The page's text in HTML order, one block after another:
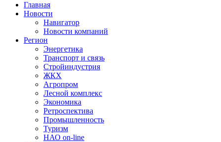
Главная
Новости
Навигатор
Новости компаний
Регион
Энергетика
Транспорт и связь
Стройиндустрия
ЖКХ
Агропром
Лесной комплекс
Экономика
Ретроспектива
Промышленность
Туризм
НАО on-line